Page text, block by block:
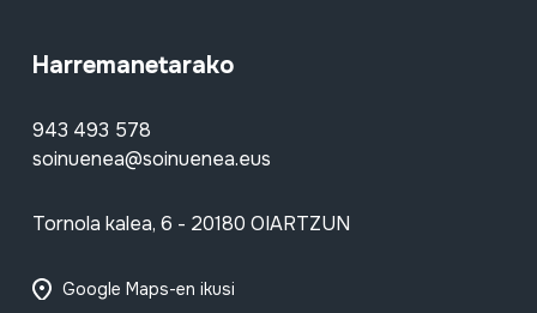
Harremanetarako
943 493 578
soinuenea@soinuenea.eus
Tornola kalea, 6 - 20180 OIARTZUN
Google Maps-en ikusi